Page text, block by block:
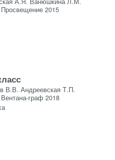
Просвещение 2015
В.В. Андреевская Т.П.
Вентана-граф 2018